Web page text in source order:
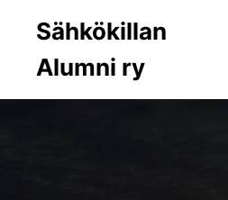
Sähkökillan
Alumni ry